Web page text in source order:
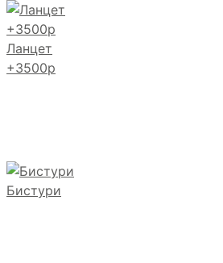
Ланцет
+3500р
Бистури